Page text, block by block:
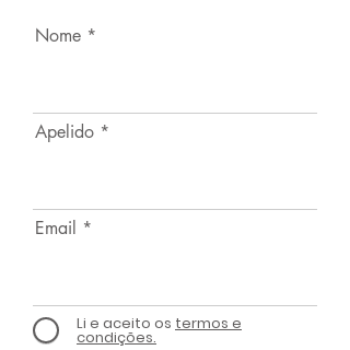
Nome
Apelido
Email
Li e aceito os termos e
condições.